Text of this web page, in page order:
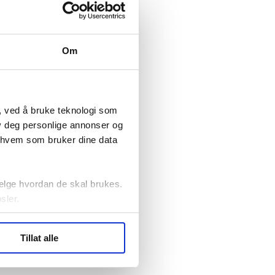
Om
ved å bruke teknologi som
personlige annonser og
som bruker dine data
hvordan de skal brukes.
(cookies) for å lære
statistikk.
Tillat alle